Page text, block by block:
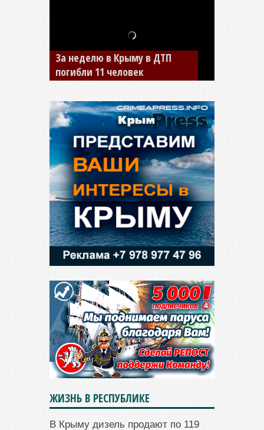
В Джанкое водитель ВАЗа
сбил двух детей на «зебре»
ЖИЗНЬ В РЕСПУБЛИКЕ
В Крыму дизель продают по 119